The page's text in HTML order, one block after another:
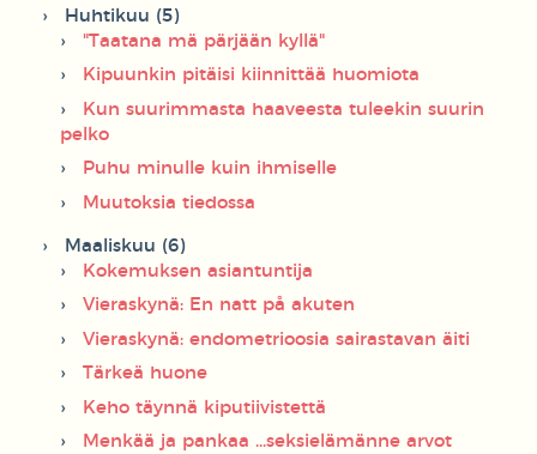
Huhtikuu (5)
"Taatana mä pärjään kyllä"
Kipuunkin pitäisi kiinnittää huomiota
Kun suurimmasta haaveesta tuleekin suurin
pelko
Puhu minulle kuin ihmiselle
Muutoksia tiedossa
Maaliskuu (6)
Kokemuksen asiantuntija
Vieraskynä: En natt på akuten
Vieraskynä: endometrioosia sairastavan äiti
Tärkeä huone
Keho täynnä kiputiivistettä
Menkää ja pankaa ...seksielämänne arvot